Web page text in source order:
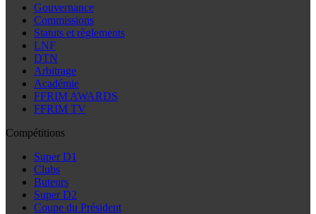
Gouvernance
Commissions
Statuts et règlements
LNF
DTN
Arbitrage
Académie
FFRIM AWARDS
FFRIM TV
Compétitions
Super D1
Clubs
Buteurs
Super D2
Coupe du Président